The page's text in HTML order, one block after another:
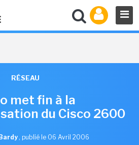
RÉSEAU
met fin à la
du Cisco 2600
, publié le 06 Avril 2006